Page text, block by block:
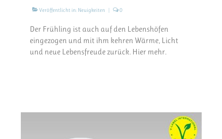
Veröffentlicht in: Neuigkeiten | 0
Der Frühling ist auch auf den Lebenshöfen
eingezogen und mit ihm kehren Wärme, Licht
und neue Lebensfreude zurück. Hier mehr.